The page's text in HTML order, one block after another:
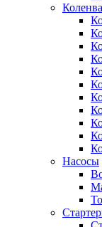
Насосы